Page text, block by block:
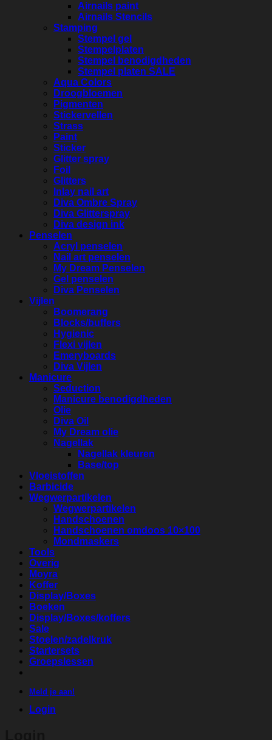
Airnails paint
Airnails Stencils
Stamping
Stempel gel
Stempelplaten
Stempel benodigdheden
Stempel platen SALE
Aqua Colors
Droogbloemen
Pigmenten
Stickervellen
Strass
Paint
Sticker
Glitter spray
Foil
Glitters
Inlay nail art
Diva Ombre Spray
Diva Glitterspray
Diva design ink
Penselen
Acryl penselen
Nail art penselen
My Dream Penselen
Gel penselen
Diva Penselen
Vijlen
Boomerang
Blocks/buffers
Hygienic
Flexi vijlen
Emeryboards
Diva Vijlen
Manicure
Seduction
Manicure benodigdheden
Olie
Diva Oil
My Dream olie
Nagellak
Nagellak kleuren
Base/top
Vloeistoffen
Barbicide
Wegwerpartikelen
Wegwerpartikelen
Handschoenen
Handschoenen omdoos 10×100
Mondmaskers
Tools
Overig
Moyra
Koffer
Display/Boxes
Boeken
Display/Boxes/koffers
Sale
Stoelen/zadelkruk
Startersets
Groepslessen
Meld je aan!
Login